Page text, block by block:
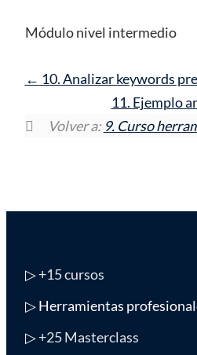
Módulo nivel intermedio
10. Analizar keywords
11. Ejemplo
Volver a: 9. Curso
▷+15 cursos
▷ Herramientas
▷+25 Masterclass